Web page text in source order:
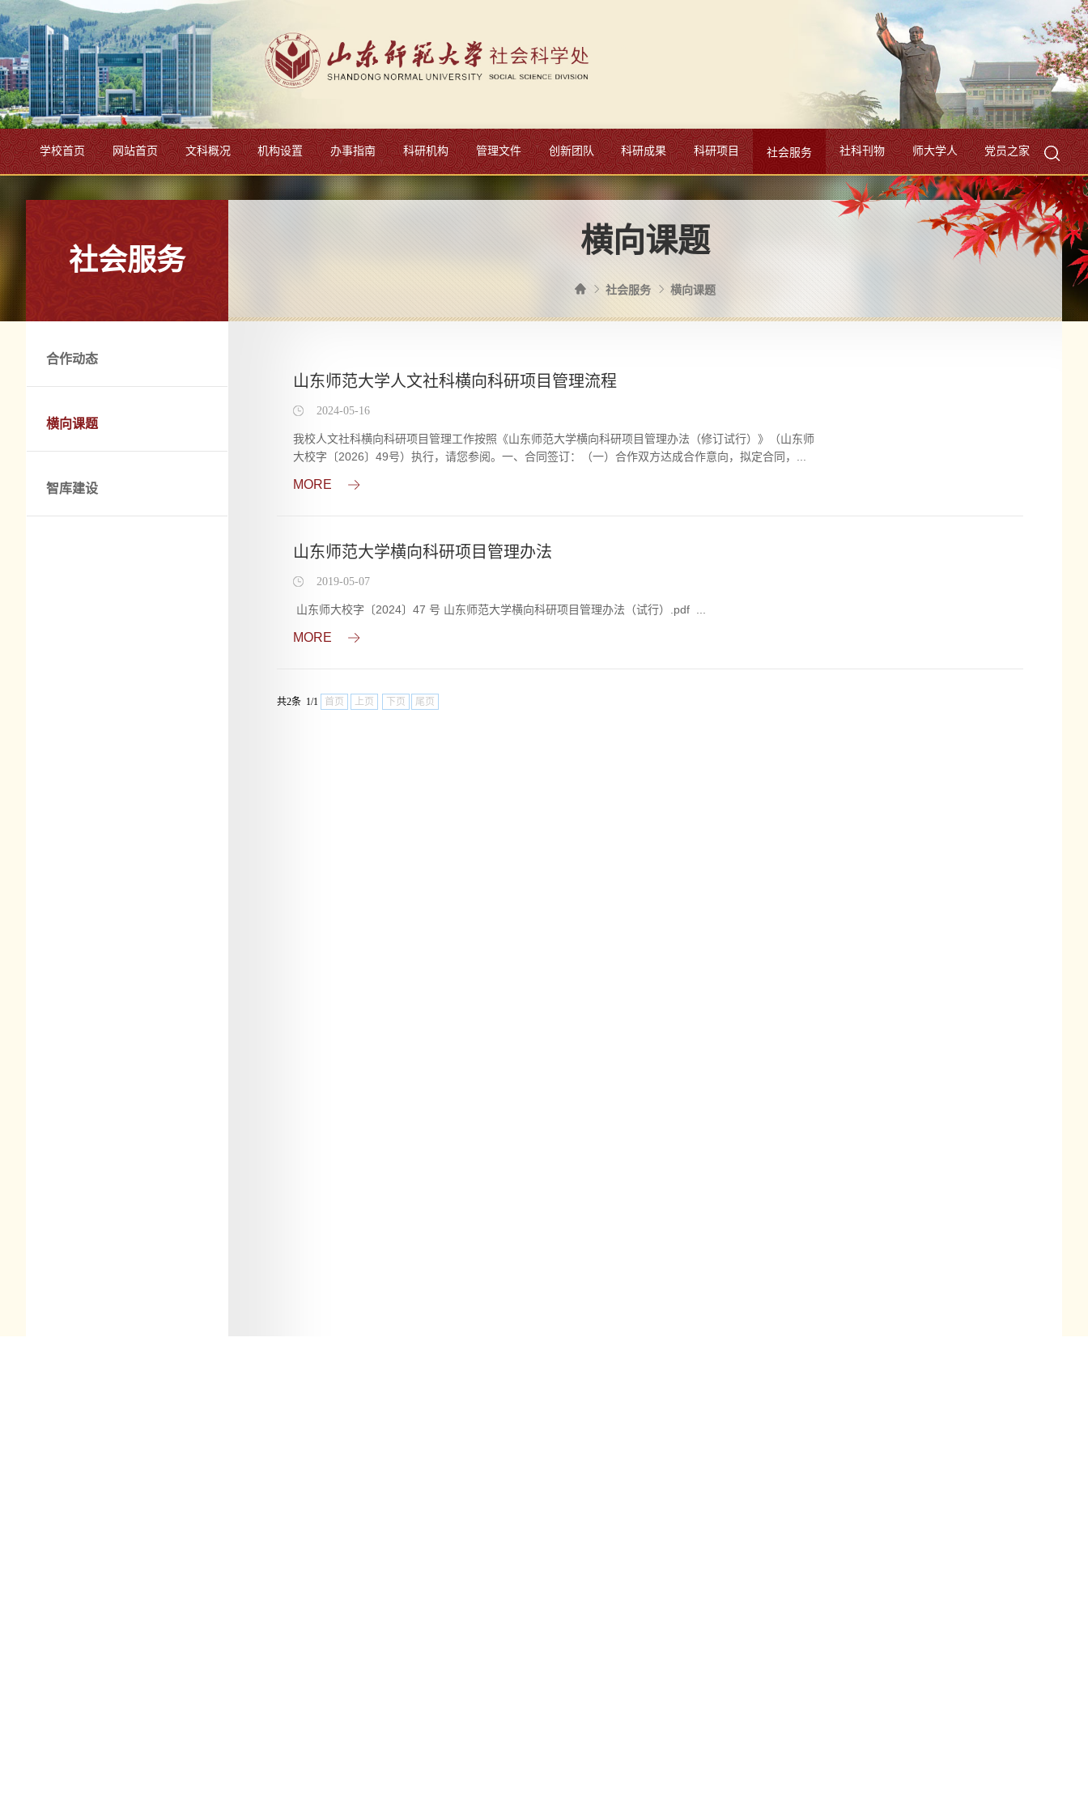
学校首页 网站首页 文科概况 机构设置 办事指南 科研机构 管理文件 创新团队 科研成果 科研项目 社会服务 社科刊物 师大学人 党员之家
社会服务
横向课题
社会服务 横向课题
合作动态
横向课题
智库建设
山东师范大学人文社科横向科研项目管理流程
2024-05-16
我校人文社科横向科研项目管理工作按照《山东师范大学横向科研项目管理办法（修订试行）》（山东师
大校字〔2026〕49号）执行，请您参阅。一、合同签订：（一）合作双方达成合作意向，拟定合同，...
MORE
山东师范大学横向科研项目管理办法
2019-05-07
山东师大校字〔2024〕47 号 山东师范大学横向科研项目管理办法（试行）.pdf ...
MORE
共2条 1/1 首页 上页 下页 尾页